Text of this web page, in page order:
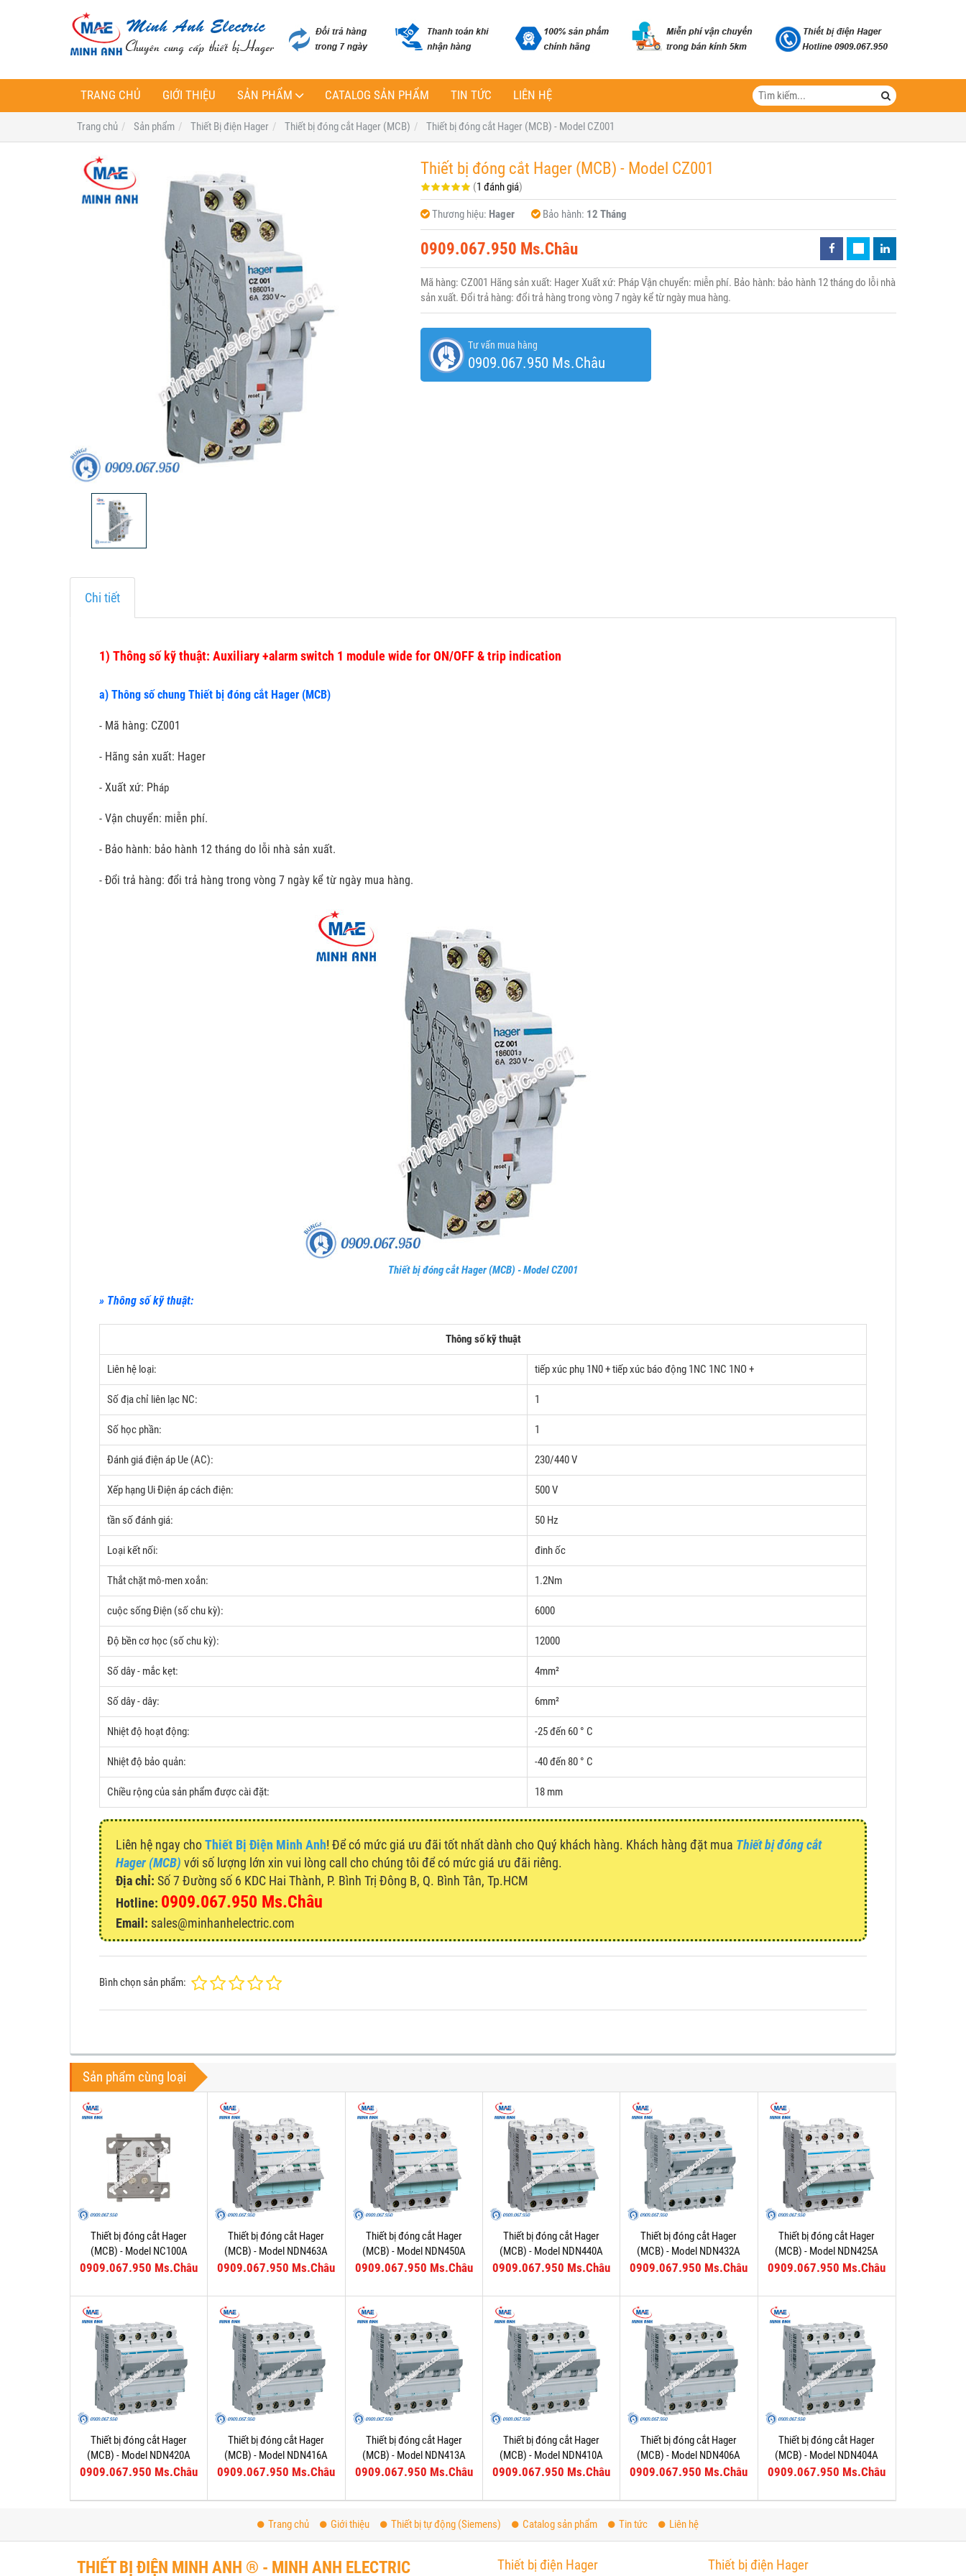
TRANG CHỦ GIỚI THIỆU SẢN PHẨM CATALOG SẢN PHẨM TIN TỨC LIÊN HỆ
Trang chủ Sản phẩm Thiết Bị điện Hager Thiết bị đóng cắt Hager (MCB) Thiết bị đóng cắt Hager (MCB) - Model CZ001
Thiết bị đóng cắt Hager (MCB) - Model CZ001
(1 đánh giá)
Thương hiệu: Hager Bảo hành: 12 Tháng
0909.067.950 Ms.Châu
Mã hàng: CZ001 Hãng sản xuất: Hager Xuất xứ: Pháp Vận chuyển: miễn phí. Bảo hành: bảo hành 12 tháng do lỗi nhà
sản xuất. Đổi trả hàng: đổi trả hàng trong vòng 7 ngày kể từ ngày mua hàng.
Tư vấn mua hàng
0909.067.950 Ms.Châu
Chi tiết
1) Thông số kỹ thuật: Auxiliary +alarm switch 1 module wide for ON/OFF & trip indication
a) Thông số chung Thiết bị đóng cắt Hager (MCB)
- Mã hàng: CZ001
- Hãng sản xuất: Hager
- Xuất xứ: Pháp
- Vận chuyển: miễn phí.
- Bảo hành: bảo hành 12 tháng do lỗi nhà sản xuất.
- Đổi trả hàng: đổi trả hàng trong vòng 7 ngày kể từ ngày mua hàng.
Thiết bị đóng cắt Hager (MCB) - Model CZ001
» Thông số kỹ thuật:
Thông số kỹ thuật
Liên hệ loại: tiếp xúc phụ 1N0 + tiếp xúc báo động 1NC 1NC 1NO +
Số địa chỉ liên lạc NC: 1
Số học phần: 1
Đánh giá điện áp Ue (AC): 230/440 V
Xếp hạng Ui Điện áp cách điện: 500 V
tần số đánh giá: 50 Hz
Loại kết nối: đinh ốc
Thắt chặt mô-men xoắn: 1.2Nm
cuộc sống Điện (số chu kỳ): 6000
Độ bền cơ học (số chu kỳ): 12000
Số dây - mắc kẹt: 4mm²
Số dây - dây: 6mm²
Nhiệt độ hoạt động: -25 đến 60 ° C
Nhiệt độ bảo quản: -40 đến 80 ° C
Chiều rộng của sản phẩm được cài đặt: 18 mm
Liên hệ ngay choThiết Bị Điện Minh Anh! Để có mức giá ưu đãi tốt nhất dành cho Quý khách hàng. Khách hàng đặt mua Thiết bị đóng cắt
Hager (MCB) với số lượng lớn xin vui lòng call cho chúng tôi để có mức giá ưu đãi riêng.
Địa chỉ: Số 7 Đường số 6 KDC Hai Thành, P. Bình Trị Đông B, Q. Bình Tân, Tp.HCM
Hotline: 0909.067.950 Ms.Châu
Email: sales@minhanhelectric.com
Bình chọn sản phẩm:
Sản phẩm cùng loại
Thiết bị đóng cắt Hager
(MCB) - Model NC100A
0909.067.950 Ms.Châu
Thiết bị đóng cắt Hager
(MCB) - Model NDN463A
0909.067.950 Ms.Châu
Thiết bị đóng cắt Hager
(MCB) - Model NDN450A
0909.067.950 Ms.Châu
Thiết bị đóng cắt Hager
(MCB) - Model NDN440A
0909.067.950 Ms.Châu
Thiết bị đóng cắt Hager
(MCB) - Model NDN432A
0909.067.950 Ms.Châu
Thiết bị đóng cắt Hager
(MCB) - Model NDN425A
0909.067.950 Ms.Châu
Thiết bị đóng cắt Hager
(MCB) - Model NDN420A
0909.067.950 Ms.Châu
Thiết bị đóng cắt Hager
(MCB) - Model NDN416A
0909.067.950 Ms.Châu
Thiết bị đóng cắt Hager
(MCB) - Model NDN413A
0909.067.950 Ms.Châu
Thiết bị đóng cắt Hager
(MCB) - Model NDN410A
0909.067.950 Ms.Châu
Thiết bị đóng cắt Hager
(MCB) - Model NDN406A
0909.067.950 Ms.Châu
Thiết bị đóng cắt Hager
(MCB) - Model NDN404A
0909.067.950 Ms.Châu
Trang chủ Giới thiệu Thiết bị tự động (Siemens) Catalog sản phẩm Tin tức Liên hệ
THIẾT BỊ ĐIỆN MINH ANH ® - MINH ANH ELECTRIC Thiết bị điện Hager Thiết bị điện Hager